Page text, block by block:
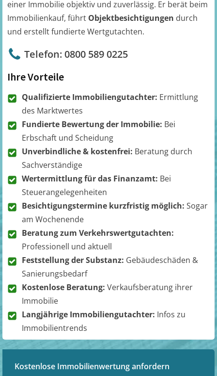
einer Immobilie objektiv und zuverlässig. Er berät beim
Immobilienkauf, führt Objektbesichtigungen durch
und erstellt fundierte Wertgutachten.
Telefon: 0800 589 0225
Ihre Vorteile
Qualifizierte Immobiliengutachter: Ermittlung
des Marktwertes
Fundierte Bewertung der Immobilie: Bei
Erbschaft und Scheidung
Unverbindliche & kostenfrei: Beratung durch
Sachverständige
Wertermittlung für das Finanzamt: Bei
Steuerangelegenheiten
Besichtigungstermine kurzfristig möglich: Sogar
am Wochenende
Beratung zum Verkehrswertgutachten:
Professionell und aktuell
Feststellung der Substanz: Gebäudeschäden &
Sanierungsbedarf
Kostenlose Beratung: Verkaufsberatung ihrer
Immobilie
Langjährige Immobiliengutachter: Infos zu
Immobilientrends
Kostenlose Immobilienwertung anfordern